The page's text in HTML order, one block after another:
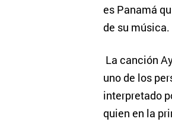
es Panamá
de su música.
La canción
uno de los
interpretado
quien en la